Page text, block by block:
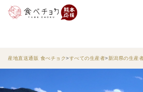
産地直送通販 食べチョク すべての生産者 新潟県の生産